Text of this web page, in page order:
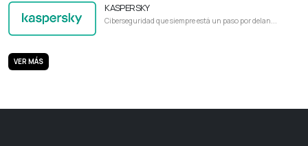
KASPERSKY
Ciberseguridad que siempre está un paso por delan...
VER MÁS